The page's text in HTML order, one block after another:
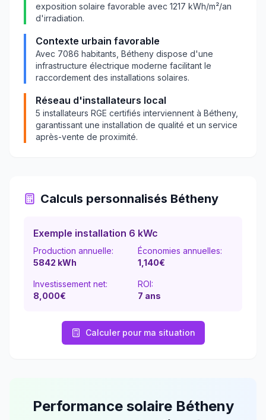
exposition solaire favorable avec 1217 kWh/m²/an
d'irradiation.
Contexte urbain favorable
Avec 7086 habitants, Bétheny dispose d'une
infrastructure électrique moderne facilitant le
raccordement des installations solaires.
Réseau d'installateurs local
5 installateurs RGE certifiés interviennent à Bétheny,
garantissant une installation de qualité et un service
après-vente de proximité.
Calculs personnalisés Bétheny
Exemple installation 6 kWc
Production annuelle:
5842 kWh
Économies annuelles:
1,140€
Investissement net:
8,000€
ROI:
7 ans
Calculer pour ma situation
Performance solaire Bétheny